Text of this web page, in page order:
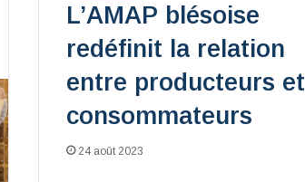
L’AMAP blésoise
redéfinit la relation
entre producteurs et
consommateurs
24 août 2023